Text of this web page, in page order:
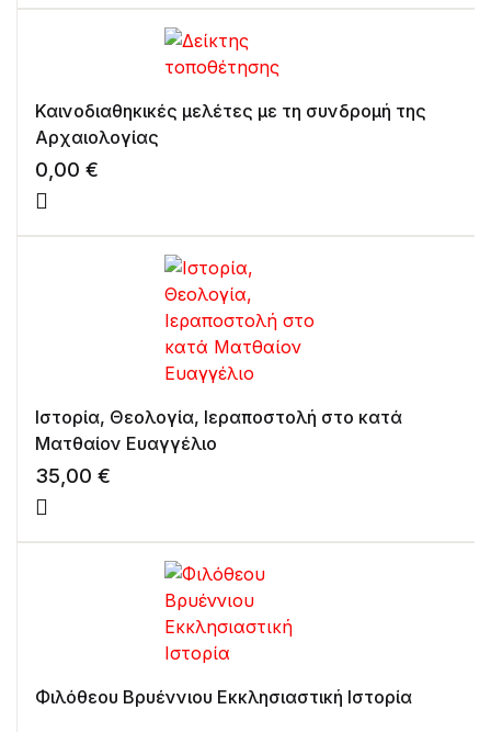
Καινοδιαθηκικές μελέτες με τη συνδρομή της
Αρχαιολογίας
0,00 €
Ιστορία, Θεολογία, Ιεραποστολή στο κατά
Ματθαίον Ευαγγέλιο
35,00 €
Φιλόθεου Βρυέννιου Εκκλησιαστική Ιστορία